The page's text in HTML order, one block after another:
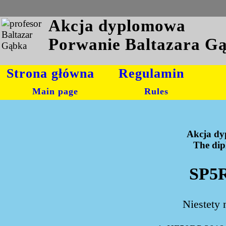
Akcja dyplomowa
Porwanie Baltazara
Strona główna
Main page
Regulamin
Rules
Akcja
The
Niestety